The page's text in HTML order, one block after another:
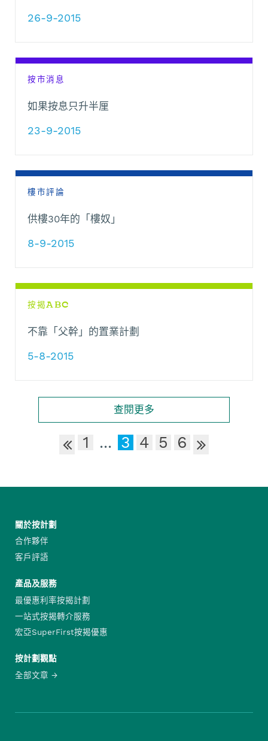
26-9-2015
按市消息
如果按息只升半厘
23-9-2015
樓市評論
供樓30年的「樓奴」
8-9-2015
按揭ABC
不靠「父幹」的置業計劃
5-8-2015
查閱更多
1 ... 3 4 5 6
關於按計劃
合作夥伴
客戶評語
產品及服務
最優惠利率按揭計劃
一站式按揭轉介服務
宏亞SuperFirst按揭優惠
按計劃觀點
全部文章